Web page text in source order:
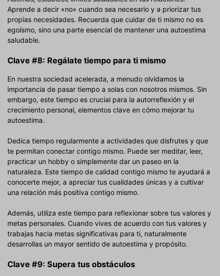
Aprende a decir «no» cuando sea necesario y a priorizar tus
propias necesidades. Recuerda que cuidar de ti mismo no es
egoísmo, sino una parte esencial de mantener una autoestima
saludable.
Clave #8: Regálate tiempo para ti mismo
En nuestra sociedad acelerada, a menudo olvidamos la
importancia de pasar tiempo a solas con nosotros mismos. Sin
embargo, este tiempo es crucial para la autorreflexión y el
crecimiento personal, elementos clave en cómo mejorar tu
autoestima.
Dedica tiempo regularmente a actividades que disfrutes y que
te permitan conectar contigo mismo. Puede ser meditar, leer,
practicar un hobby o simplemente dar un paseo en la
naturaleza. Este tiempo de calidad contigo mismo te ayudará a
conocerte mejor, a apreciar tus cualidades únicas y a cultivar
una relación más positiva contigo mismo.
Además, utiliza este tiempo para reflexionar sobre tus valores y
metas personales. Cuando vives de acuerdo con tus valores y
trabajas hacia metas significativas para ti, naturalmente
desarrollas un mayor sentido de autoestima y propósito.
Clave #9: Supera tus obstáculos